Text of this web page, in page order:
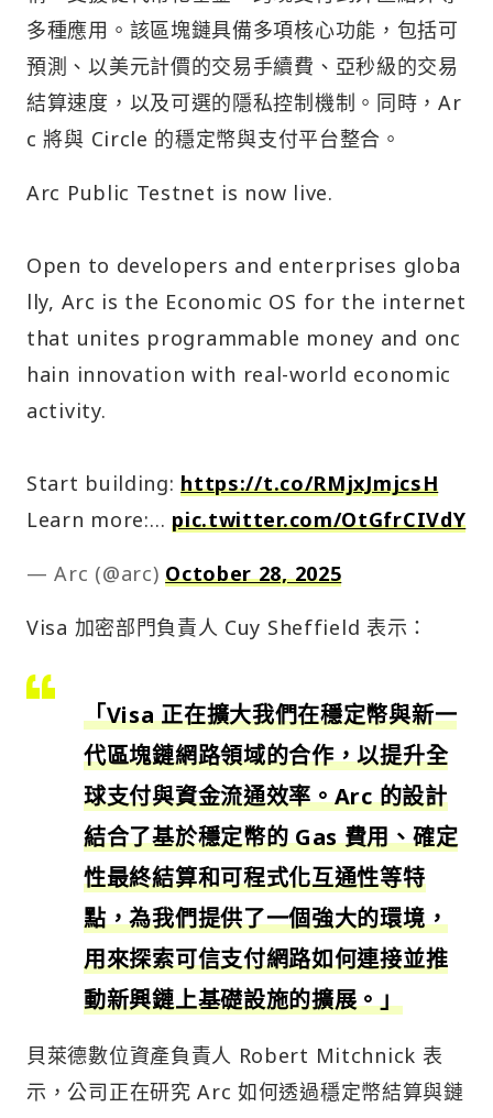
多種應用。該區塊鏈具備多項核心功能，包括可
預測、以美元計價的交易手續費、亞秒級的交易
結算速度，以及可選的隱私控制機制。同時，Ar
c 將與 Circle 的穩定幣與支付平台整合。
Arc Public Testnet is now live.
Open to developers and enterprises globa
lly, Arc is the Economic OS for the internet
that unites programmable money and onc
hain innovation with real-world economic
activity.
Start building:https://t.co/RMjxJmjcsH
Learn more:…pic.twitter.com/OtGfrCIVdY
— Arc (@arc)October 28, 2025
Visa 加密部門負責人 Cuy Sheffield 表示：
「Visa 正在擴大我們在穩定幣與新一
代區塊鏈網路領域的合作，以提升全
球支付與資金流通效率。Arc 的設計
結合了基於穩定幣的 Gas 費用、確定
性最終結算和可程式化互通性等特
點，為我們提供了一個強大的環境，
用來探索可信支付網路如何連接並推
動新興鏈上基礎設施的擴展。」
貝萊德數位資產負責人 Robert Mitchnick 表
示，公司正在研究 Arc 如何透過穩定幣結算與鏈